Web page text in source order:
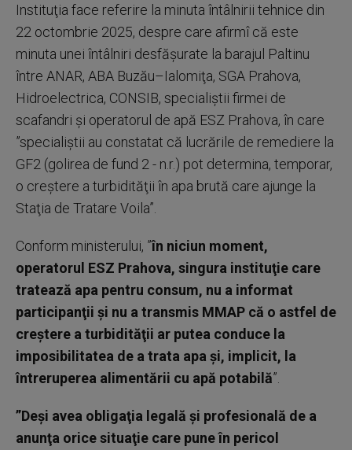
Instituţia face referire la minuta întâlnirii tehnice din
22 octombrie 2025, despre care afirmî că este
minuta unei întâlniri desfăşurate la barajul Paltinu
între ANAR, ABA Buzău–Ialomiţa, SGA Prahova,
Hidroelectrica, CONSIB, specialiştii firmei de
scafandri şi operatorul de apă ESZ Prahova, în care
”specialiştii au constatat că lucrările de remediere la
GF2 (golirea de fund 2 - n.r.) pot determina, temporar,
o creştere a turbidităţii în apa brută care ajunge la
Staţia de Tratare Voila”.
Conform ministerului, ”în niciun moment,
operatorul ESZ Prahova, singura instituţie care
tratează apa pentru consum, nu a informat
participanţii şi nu a transmis MMAP că o astfel de
creştere a turbidităţii ar putea conduce la
imposibilitatea de a trata apa şi, implicit, la
întreruperea alimentării cu apă potabilă”.
”Deşi avea obligaţia legală şi profesională de a
anunţa orice situaţie care pune în pericol